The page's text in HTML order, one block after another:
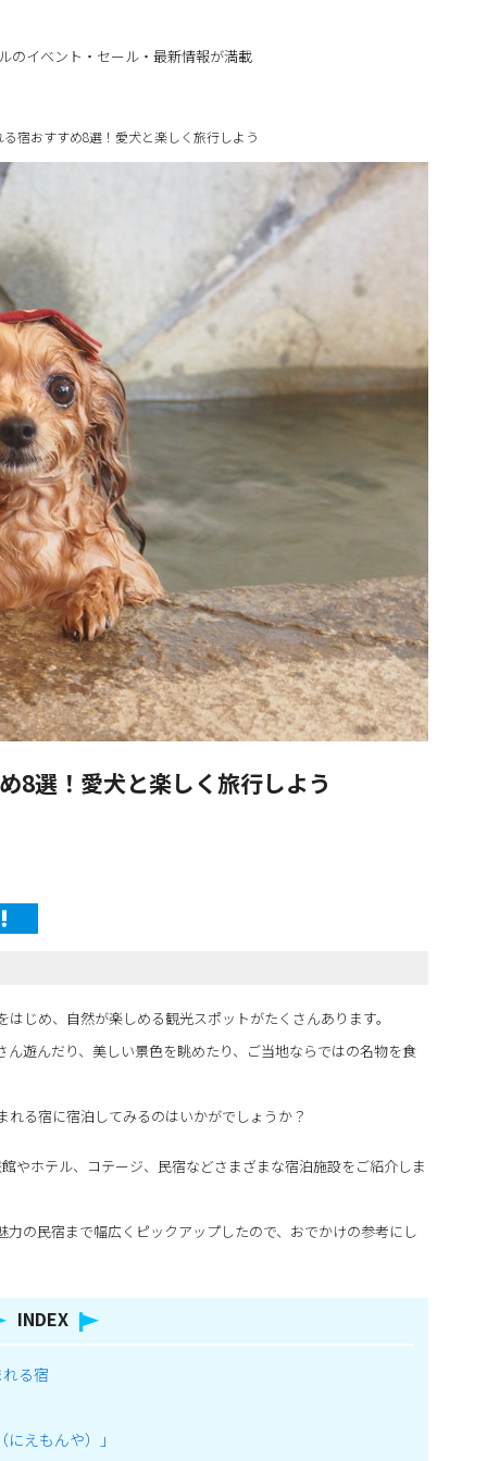
のイベント・セール・最新情報が満載
宿おすすめ8選！愛犬と楽しく旅行しよう
8選！愛犬と楽しく旅行しよう
じめ、自然が楽しめる観光スポットがたくさんあります。
遊んだり、美しい景色を眺めたり、ご当地ならではの名物を食
る宿に宿泊してみるのはいかがでしょうか？
やホテル、コテージ、民宿などさまざまな宿泊施設をご紹介しま
の民宿まで幅広くピックアップしたので、おでかけの参考にし
INDEX
る宿
えもんや）」